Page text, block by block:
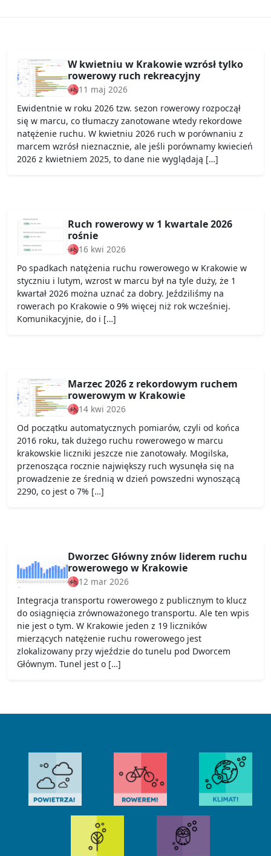
W kwietniu w Krakowie wzrósł tylko
rowerowy ruch rekreacyjny
11 maj 2026
Ewidentnie w roku 2026 tzw. sezon rowerowy rozpoczął
się w marcu, co tłumaczy zanotowane wtedy rekordowe
natężenie ruchu. W kwietniu 2026 ruch w porównaniu z
marcem wzrósł nieznacznie, ale jeśli porównamy kwiecień
2026 z kwietniem 2025, to dane nie wyglądają […]
Ruch rowerowy w 1 kwartale 2026
rośnie
16 kwi 2026
Po spadkach natężenia ruchu rowerowego w Krakowie w
styczniu i lutym, wzrost w marcu był na tyle duży, że 1
kwartał 2026 można uznać za dobry. Jeździliśmy na
rowerach po Krakowie o 9% więcej niż rok wcześniej.
Komunikacyjnie, do i […]
Marzec 2026 z rekordowym ruchem
rowerowym w Krakowie
14 kwi 2026
Od początku automatycznych pomiarów, czyli od końca
2016 roku, tak dużego ruchu rowerowego w marcu
krakowskie liczniki jeszcze nie zanotowały. Mogilska,
przenosząca rocznie największy ruch wysunęła się na
prowadzenie ze średnią w dzień powszedni wynoszącą
2290, co jest o 7% […]
Dworzec Główny znów liderem ruchu
rowerowego w Krakowie
12 mar 2026
Integracja transportu rowerowego z publicznym to klucz
do osiągnięcia zrównoważonego transportu. Ale ten wpis
nie jest o tym. W Krakowie jeden z 19 liczników
mierzących natężenie ruchu rowerowego jest
zlokalizowany przy wjeździe do tunelu pod Dworcem
Głównym. Tunel jest o […]